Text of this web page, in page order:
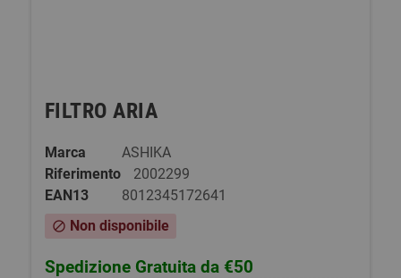
FILTRO ARIA
Marca
ASHIKA
Riferimento
2002299
EAN13
8012345172641
block Non disponibile
Spedizione Gratuita da €50